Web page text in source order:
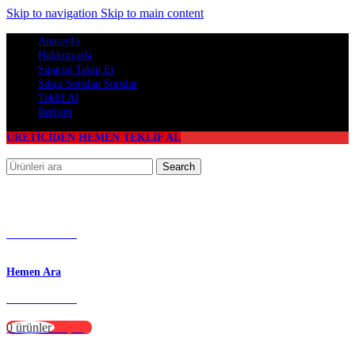
Skip to navigation Skip to main content
Anasayfa
Hakkımızda
Siparişi Takip Et
Sıkça Sorulan Sorular
Teklif Al
İletişim
ÜRETİCİDEN HEMEN TEKLİF AL
Search
Hemen Ara
0ürünler